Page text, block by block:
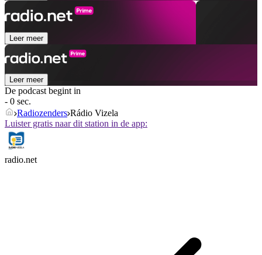
Leer meer
Leer meer
De podcast begint in
- 0 sec.
Radiozenders Rádio Vizela
Luister gratis naar dit station in de app:
radio.net